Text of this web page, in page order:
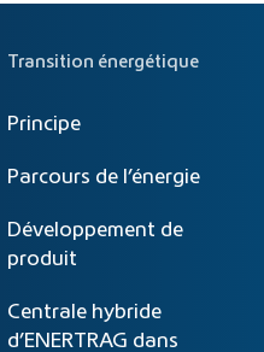
Transition énergétique
Principe
Parcours de l’énergie
Développement de
produit
Centrale hybride
d’ENERTRAG dans